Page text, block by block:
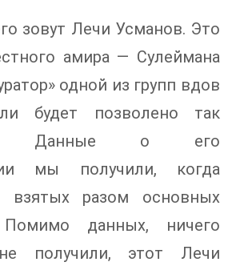
зовут Лечи Усманов. Это
амира — Сулеймана
одной из групп вдов
будет позволено так
Данные о его
мы получили, когда
взятых разом основных
Помимо данных, ничего
получили, этот Лечи